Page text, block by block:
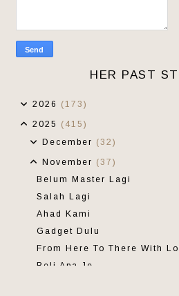
HER PAST
2026 (173)
2025 (415)
December (32)
November (37)
Belum Master Lagi
Salah Lagi
Ahad Kami
Gadget Dulu
From Here To There With
Beli Apa Je